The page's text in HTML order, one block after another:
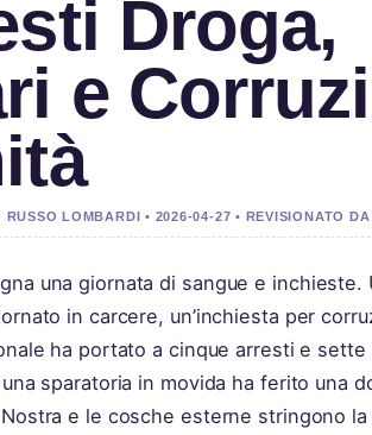
Droga,
e
RUSSO LOMBARDI • 2026-04-27 • REVISIONATO
una giornata di sangue e inchieste.
in carcere, un’inchiesta per
ha portato a cinque arresti e
sparatoria in movida ha ferito una
e le cosche esterne stringono